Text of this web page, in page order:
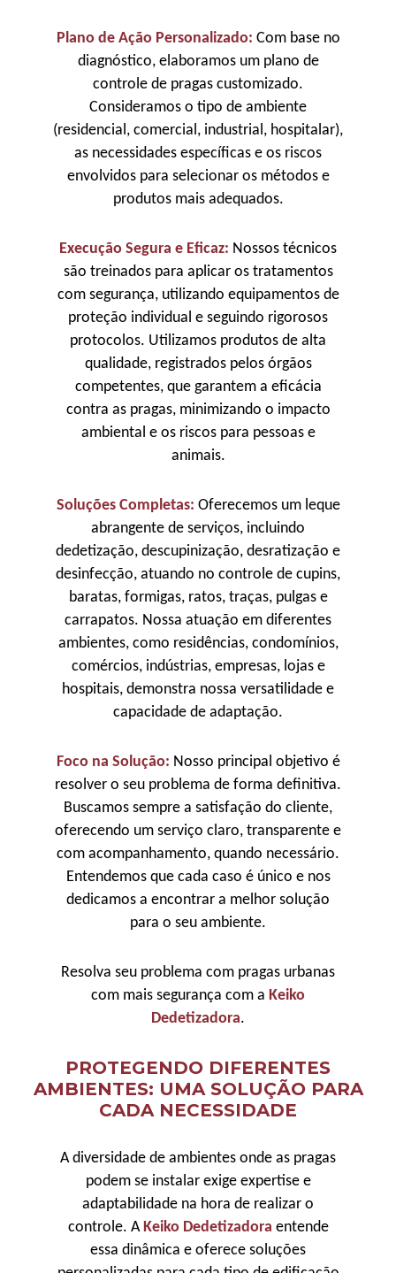
Plano de Ação Personalizado: Com base no
diagnóstico, elaboramos um plano de
controle de pragas customizado.
Consideramos o tipo de ambiente
(residencial, comercial, industrial, hospitalar),
as necessidades específicas e os riscos
envolvidos para selecionar os métodos e
produtos mais adequados.
Execução Segura e Eficaz: Nossos técnicos
são treinados para aplicar os tratamentos
com segurança, utilizando equipamentos de
proteção individual e seguindo rigorosos
protocolos. Utilizamos produtos de alta
qualidade, registrados pelos órgãos
competentes, que garantem a eficácia
contra as pragas, minimizando o impacto
ambiental e os riscos para pessoas e
animais.
Soluções Completas: Oferecemos um leque
abrangente de serviços, incluindo
dedetização, descupinização, desratização e
desinfecção, atuando no controle de cupins,
baratas, formigas, ratos, traças, pulgas e
carrapatos. Nossa atuação em diferentes
ambientes, como residências, condomínios,
comércios, indústrias, empresas, lojas e
hospitais, demonstra nossa versatilidade e
capacidade de adaptação.
Foco na Solução: Nosso principal objetivo é
resolver o seu problema de forma definitiva.
Buscamos sempre a satisfação do cliente,
oferecendo um serviço claro, transparente e
com acompanhamento, quando necessário.
Entendemos que cada caso é único e nos
dedicamos a encontrar a melhor solução
para o seu ambiente.
Resolva seu problema com pragas urbanas
com mais segurança com a Keiko
Dedetizadora.
PROTEGENDO DIFERENTES
AMBIENTES: UMA SOLUÇÃO PARA
CADA NECESSIDADE
A diversidade de ambientes onde as pragas
podem se instalar exige expertise e
adaptabilidade na hora de realizar o
controle. AKeiko Dedetizadora entende
essa dinâmica e oferece soluções